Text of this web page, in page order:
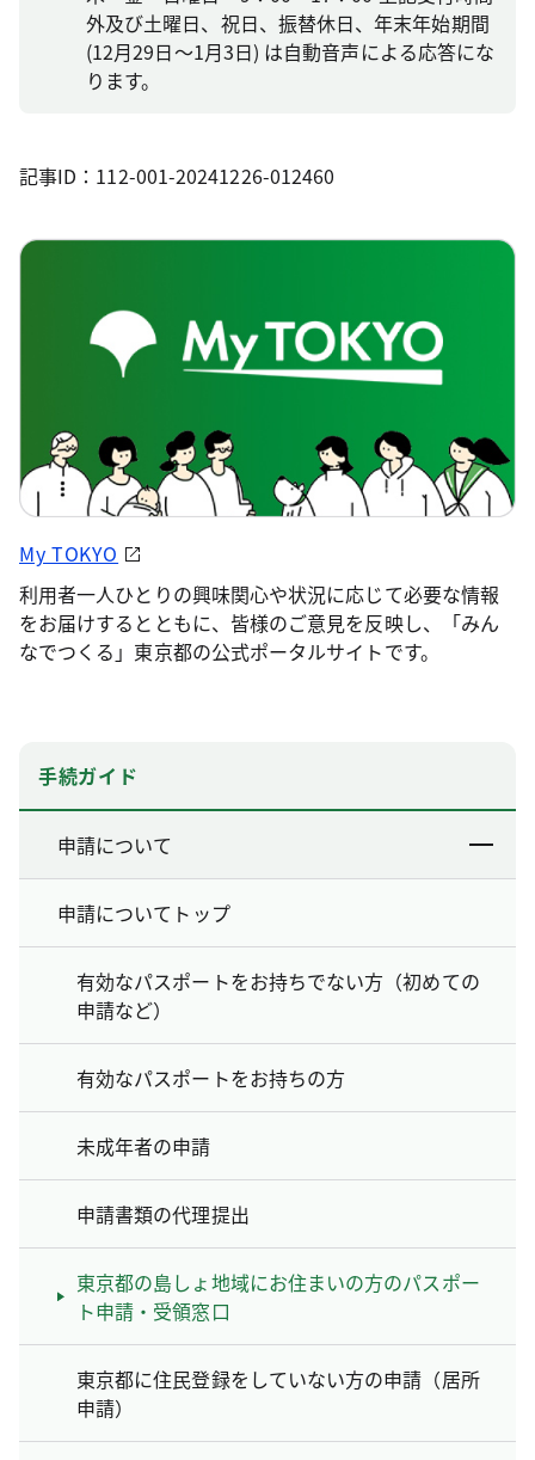
外及び土曜日、祝日、振替休日、年末年始期間
(12月29日～1月3日) は自動音声による応答にな
ります。
記事ID：112-001-20241226-012460
My TOKYO
利用者一人ひとりの興味関心や状況に応じて必要な情報
をお届けするとともに、皆様のご意見を反映し、「みん
なでつくる」東京都の公式ポータルサイトです。
手続ガイド
申請について
申請についてトップ
有効なパスポートをお持ちでない方（初めての
申請など）
有効なパスポートをお持ちの方
未成年者の申請
申請書類の代理提出
東京都の島しょ地域にお住まいの方のパスポー
ト申請・受領窓口
東京都に住民登録をしていない方の申請（居所
申請）